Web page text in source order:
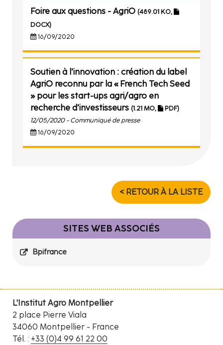
Foire aux questions - AgriO (489.01 KO,
DOCX)
16/09/2020
Soutien à l’innovation : création du label
AgriO reconnu par la « French Tech Seed
» pour les start-ups agri/agro en
recherche d’investisseurs (1.21 MO,
PDF)
12/05/2020 - Communiqué de presse
16/09/2020
< RETOUR À LA LISTE
SITES WEB ASSOCIÉS
Bpifrance
L'Institut Agro Montpellier
2 place Pierre Viala
34060 Montpellier - France
Tél. : +33 (0)4 99 61 22 00